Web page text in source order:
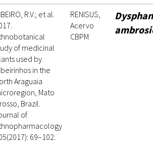
R.V.; et al.
of medicinal
used by
in the
Araguaia
Mato
Brazil.
of
69–102.
RENISUS,
Acervo
CBPM